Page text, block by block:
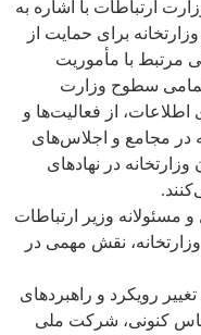
ارتباطات با اشاره به
برای حمایت از
مرتبط با مأموریت
تمامی سطوح وزارت
اطلاعات، از فعالیت‌ها و
در مجامع و اجلاس‌های
وزارتخانه در نهادهای
مسئولانه وزیر ارتباطات
نقش مهمی در
رویکرد و راهبردهای
کنونی، شرکت ملی